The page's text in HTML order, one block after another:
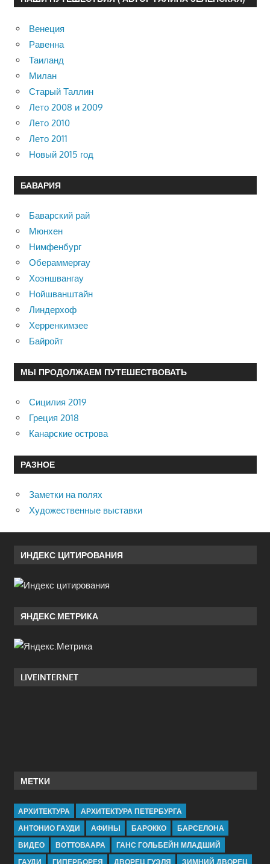
Венеция
Равенна
Таиланд
Милан
Старый Таллин
Лето 2008 и 2009
Лето 2010
Лето 2011
Новый 2015 год
БАВАРИЯ
Баварский рай
Мюнхен
Нимфенбург
Обераммергау
Хоэншвангау
Нойшванштайн
Линдерхоф
Херренкимзее
Байройт
МЫ ПРОДОЛЖАЕМ ПУТЕШЕСТВОВАТЬ
Сицилия 2019
Греция 2018
Канарские острова
РАЗНОЕ
Заметки на полях
Художественные выставки
ИНДЕКС ЦИТИРОВАНИЯ
ЯНДЕКС.МЕТРИКА
LIVEINTERNET
МЕТКИ
АРХИТЕКТУРА
АРХИТЕКТУРА ПЕТЕРБУРГА
АНТОНИО ГАУДИ
АФИНЫ БАРОККО
БАРСЕЛОНА
ВИДЕО
ВОТТОВААРА
ГАНС ГОЛЬБЕЙН МЛАДШИЙ
ГАУДИ
ГИПЕРБОРЕЯ ДВОРЕЦ ГУЭЛЯ ЗИМНИЙ ДВОРЕЦ